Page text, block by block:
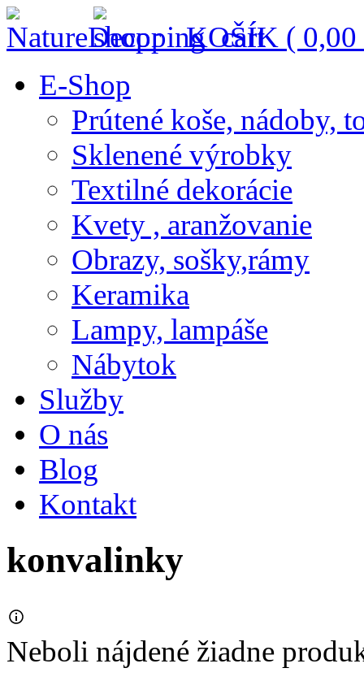
KOŠÍK ( 0,00
E-Shop
Prútené koše, nádoby,
Sklenené výrobky
Textilné dekorácie
Kvety , aranžovanie
Obrazy, sošky,rámy
Keramika
Lampy, lampáše
Nábytok
Služby
O nás
Blog
Kontakt
konvalinky
Neboli nájdené žiadne